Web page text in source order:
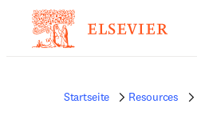
Startseite Resources